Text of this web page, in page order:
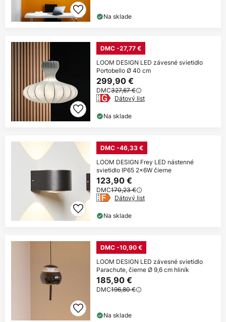
Na sklade
DMC -27,77 €
LOOM DESIGN LED závesné svietidlo
Portobello Ø 40 cm
299,90 €
DMC327,67 €
Dátový list
Na sklade
DMC -46,33 €
LOOM DESIGN Frey LED nástenné
svietidlo IP65 2x6W čierne
123,90 €
DMC170,23 €
Dátový list
Na sklade
DMC -10,90 €
LOOM DESIGN LED závesné svietidlo
Parachute, čierne Ø 9,6 cm hliník
185,90 €
DMC196,80 €
Na sklade